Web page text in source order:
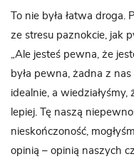
To nie była łatwa
ze stresu paznokcie, jak
„Ale jesteś pewna, że
była pewna, żadna z nas
idealnie, a
lepiej. Tę naszą
nieskończoność,
opinią – opinią naszych